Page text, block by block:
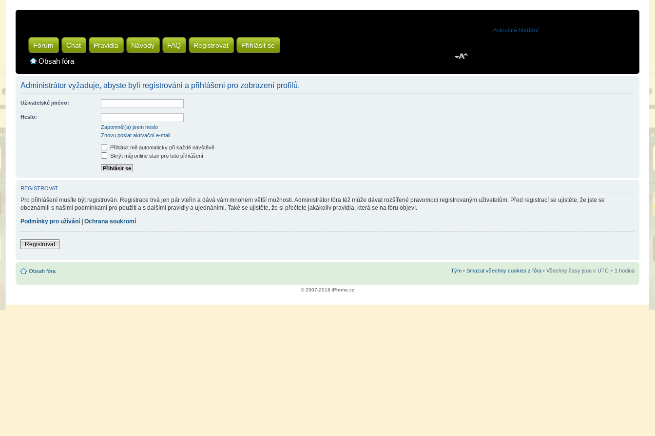
Fórum Chat Pravidla Návody FAQ Registrovat Přihlásit se
Obsah fóra
Pokročilé hledání
Administrátor vyžaduje, abyste byli registrováni a přihlášeni pro zobrazení profilů.
Uživatelské jméno:
Heslo:
Zapomněl(a) jsem heslo
Znovu poslat aktivační e-mail
Přihlásit mě automaticky při každé návštěvě
Skrýt můj online stav pro toto přihlášení
REGISTROVAT
Pro přihlášení musíte být registrován. Registrace trvá jen pár vteřin a dává vám mnohem větší možnosti. Administrátor fóra též může dávat rozšířené pravomoci registrovaným uživatelům. Před registrací se ujistěte, že jste se
obeznámili s našimi podmínkami pro použití a s dalšími pravidly a ujednáními. Také se ujistěte, že si přečtete jakákoliv pravidla, která se na fóru objeví.
Podmínky pro užívání | Ochrana soukromí
Registrovat
Obsah fóra Tým • Smazat všechny cookies z fóra • Všechny časy jsou v UTC + 1 hodina
© 2007-2016 iPhone.cz